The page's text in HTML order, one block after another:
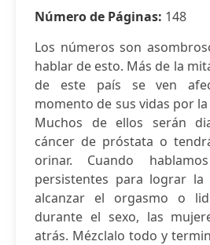
Número de Páginas: 148
Los números son
hablar de esto. Más de la
de este país se ven
momento de sus vidas por
Muchos de ellos serán
cáncer de próstata o
orinar. Cuando
persistentes para lograr la
alcanzar el orgasmo o
durante el sexo, las
atrás. Mézclalo todo y